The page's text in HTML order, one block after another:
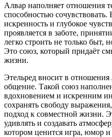
Алвар наполняет отношения
способностью
искренность и глубокое
проявляется в заботе,
легко строить не только
Это союз, который придаёт
жизни.
Этельред вносит в отношения
общение. Такой союз
вдохновением и искренним
сохранять свободу
подход к совместной жизни.
удивлять и создавать
котором ценится игра, юмор